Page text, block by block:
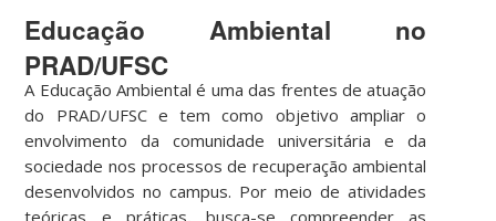
Educação Ambiental no
PRAD/UFSC
A Educação Ambiental é uma das frentes de atuação
do PRAD/UFSC e tem como objetivo ampliar o
envolvimento da comunidade universitária e da
sociedade nos processos de recuperação ambiental
desenvolvidos no campus. Por meio de atividades